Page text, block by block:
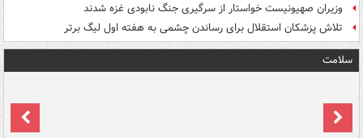
وزیران صهیونیست خواستار از سرگیری جنگ نابودی غزه شدند
تلاش پزشکان استقلال برای رساندن چشمی به هفته اول لیگ برتر
سلامت